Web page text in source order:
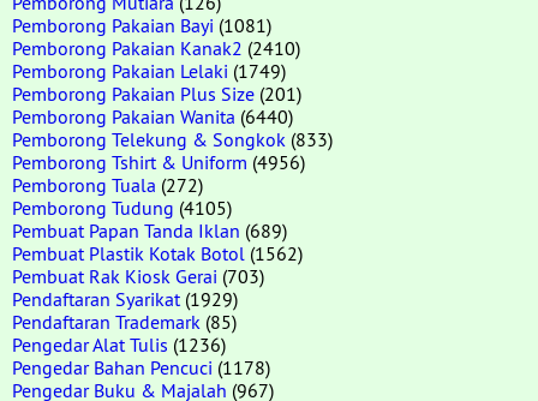
Pemborong Pakaian Bayi (1081)
Pemborong Pakaian Kanak2 (2410)
Pemborong Pakaian Lelaki (1749)
Pemborong Pakaian Plus Size (201)
Pemborong Pakaian Wanita (6440)
Pemborong Telekung & Songkok (833)
Pemborong Tshirt & Uniform (4956)
Pemborong Tuala (272)
Pemborong Tudung (4105)
Pembuat Papan Tanda Iklan (689)
Pembuat Plastik Kotak Botol (1562)
Pembuat Rak Kiosk Gerai (703)
Pendaftaran Syarikat (1929)
Pendaftaran Trademark (85)
Pengedar Alat Tulis (1236)
Pengedar Bahan Pencuci (1178)
Pengedar Buku & Majalah (967)